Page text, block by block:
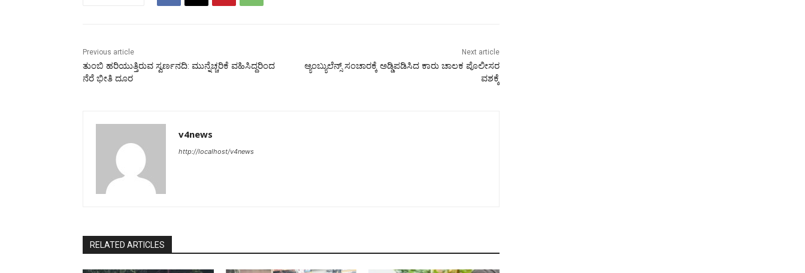
Previous article
ತುಂಬಿ ಹರಿಯುತ್ತಿರುವ ಸ್ವರ್ಣನದಿ: ಮುನ್ನೆಚ್ಚರಿಕೆ ವಹಿಸಿದ್ದರಿಂದ
ನೆರೆ ಭೀತಿ ದೂರ
Next article
ಆ್ಯಂಬ್ಯುಲೆನ್ಸ್ ಸಂಚಾರಕ್ಕೆ ಅಡ್ಡಿಪಡಿಸಿದ ಕಾರು ಚಾಲಕ ಪೊಲೀಸರ
ವಶಕ್ಕೆ
v4news
http://localhost/v4news
RELATED ARTICLES